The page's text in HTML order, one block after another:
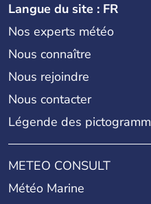
Langue du site : FR
Nos experts météo
Nous connaître
Nous rejoindre
Nous contacter
Légende des
METEO CONSULT
Météo Marine